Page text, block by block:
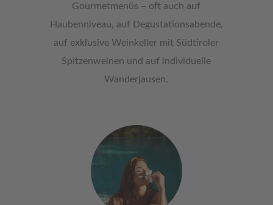
Gourmetmenüs – oft auch auf
Haubenniveau, auf Degustationsabende,
auf exklusive Weinkeller mit Südtiroler
Spitzenweinen und auf individuelle
Wanderjausen.